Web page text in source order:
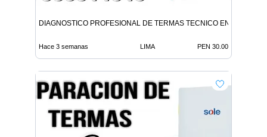
DIAGNOSTICO PROFESIONAL DE TERMAS TECNICO EN LINCE
Hace 3 semanas LIMA PEN 30.00